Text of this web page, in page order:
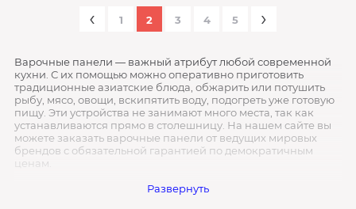
‹ 1 2 3 4 5 ›
Варочные панели — важный атрибут любой современной
кухни. С их помощью можно оперативно приготовить
традиционные азиатские блюда, обжарить или потушить
рыбу, мясо, овощи, вскипятить воду, подогреть уже готовую
пищу. Эти устройства не занимают много места, так как
устанавливаются прямо в столешницу. На нашем сайте вы
можете заказать варочные панели от ведущих мировых
брендов с обязательной гарантией по демократичным
ценам.
Как выбрать?Развернуть